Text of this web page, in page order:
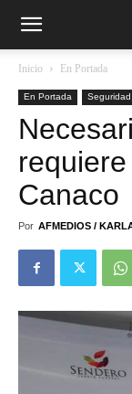
Inicio En Portada
En Portada Seguridad
Canaco
Por AFMEDIOS /